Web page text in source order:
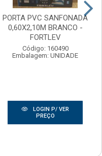
PORTA PVC SANFONADA
0,60X2,10M BRANCO -
FORTLEV
Código: 160490
Embalagem: UNIDADE
LOGIN P/ VER
PREÇO